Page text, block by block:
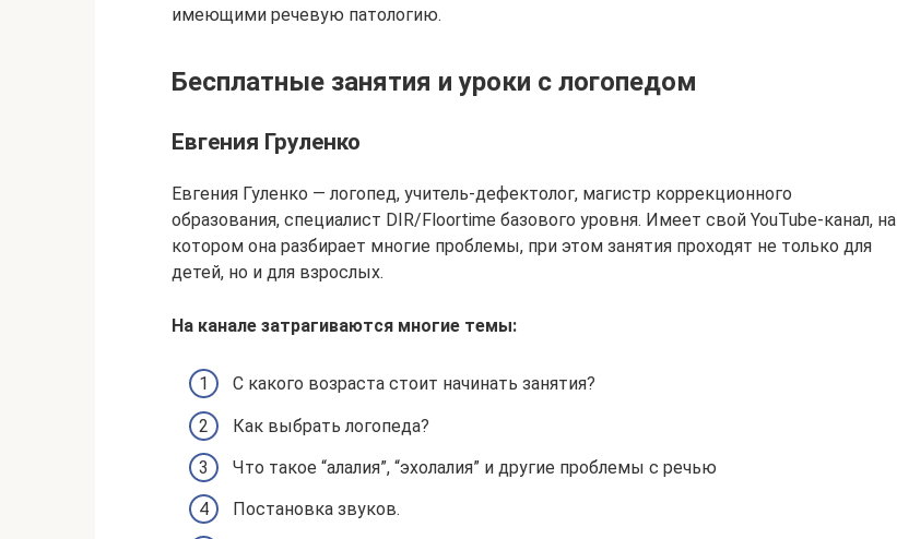
имеющими речевую патологию.
Бесплатные занятия и уроки с логопедом
Евгения Груленко
Евгения Гуленко — логопед, учитель-дефектолог, магистр коррекционного
образования, специалист DIR/Floortime базового уровня. Имеет свой YouTube-канал, на
котором она разбирает многие проблемы, при этом занятия проходят не только для
детей, но и для взрослых.
На канале затрагиваются многие темы:
С какого возраста стоит начинать занятия?
Как выбрать логопеда?
Что такое “алалия”, “эхолалия” и другие проблемы с речью
Постановка звуков.